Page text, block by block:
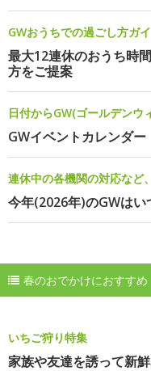
GWおうちでの過ごし方ガ
最大12連休のおうち時
方をご提案
日付からGW(ゴールデンウ
GWイベントカレンダー
連休中の各機関の対応など
今年(2026年)のGWはい
春のおでかけにおすすめ
いちご狩り特集
家族や友達を誘って新